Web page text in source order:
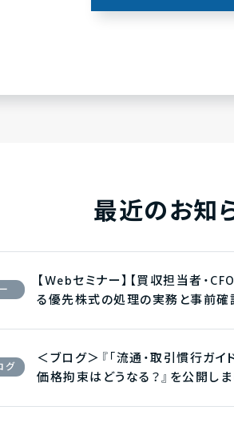
最近のお知
【Webセミナー】【買収担当者・
る優先株式の処理の実務と事前確
グ
＜ブログ＞『「流通・取引慣行ガ
価格拘束はどうなる？』を公開し